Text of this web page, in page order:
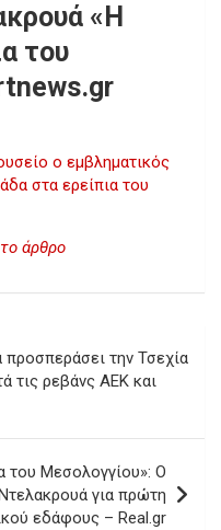
«Η
του
ο εμβληματικός
στα ερείπια του
άρθρο
προσπεράσει την Τσεχία
τις ρεβάνς ΑΕΚ και
του Μεσολογγίου»: Ο
για πρώτη
εδάφους – Real.gr